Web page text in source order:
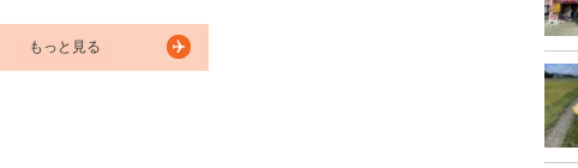
そのため、フルーツを使った
も豊富なんですよ！なかでも
山フルーツを使った美味しい
もっと見る